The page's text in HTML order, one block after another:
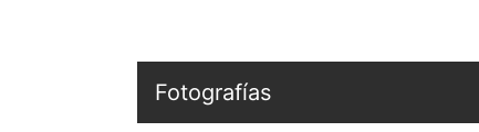
Fotografías